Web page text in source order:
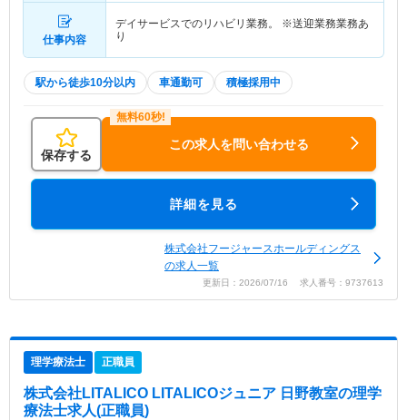
仕事内容
デイサービスでのリハビリ業務。 ※送迎業務業務あ
り
駅から徒歩10分以内 車通勤可 積極採用中
保存する
この求人を問い合わせる
詳細を見る
株式会社フージャースホールディングス
の求人一覧
更新日：2026/07/16 求人番号：9737613
理学療法士 正職員
株式会社LITALICO LITALICOジュニア 日野教室の理学
療法士求人(正職員)